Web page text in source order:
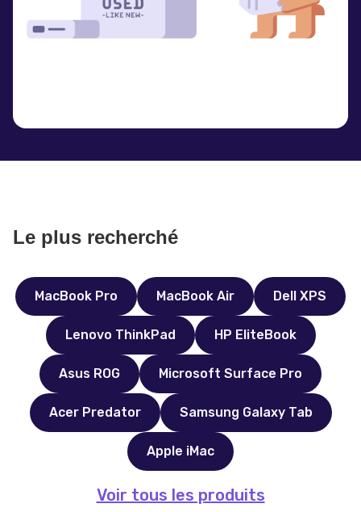
Le plus recherché
MacBook Pro MacBook Air Dell XPS
Lenovo ThinkPad HP EliteBook
Asus ROG Microsoft Surface Pro
Acer Predator Samsung Galaxy Tab
Apple iMac
Voir tous les produits